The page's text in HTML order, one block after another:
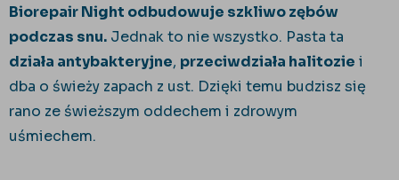
Biorepair Night odbudowuje szkliwo zębów
podczas snu. Jednak to nie wszystko. Pasta ta
działa antybakteryjne, przeciwdziała halitozie i
dba o świeży zapach z ust. Dzięki temu budzisz się
rano ze świeższym oddechem i zdrowym
uśmiechem.